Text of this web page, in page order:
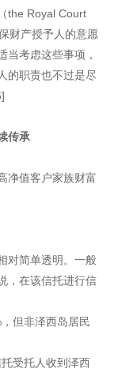
the Royal Court
财产授予人的意愿
当考虑这些事项，
的职责也不过是尽
传承
净值客户家族财富
对简单透明。一般
，在该信托进行信
但非泽西岛居民
受托人收到泽西